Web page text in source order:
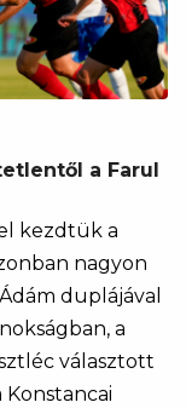
a Farul
kezdtük a
nagyon
duplájával
a
választott